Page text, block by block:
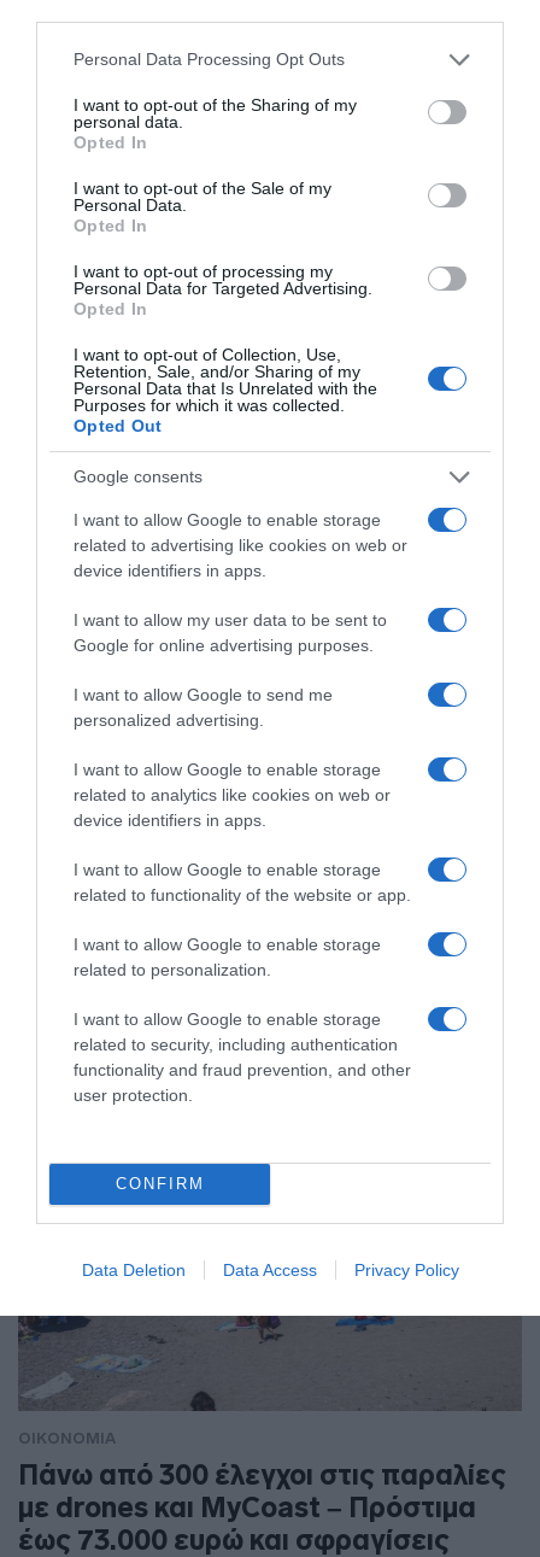
Please note that this website/app uses one or more Google
not limited to your visit or usage behaviour. You may click to
grant or deny consent to Google and its third-party tags to
use your data for below specified purposes in below Google
consent section.
Personal Data Processing Opt Outs
I want to opt-out of the Sharing of my
personal data.
Opted In
I want to opt-out of the Sale of my
Personal Data.
Opted In
I want to opt-out of processing my
Personal Data for Targeted Advertising.
Opted In
I want to opt-out of Collection, Use,
Retention, Sale, and/or Sharing of my
Personal Data that Is Unrelated with the
Purposes for which it was collected.
Opted Out
Google consents
I want to allow Google to enable storage
related to advertising like cookies on web or
device identifiers in apps.
I want to allow my user data to be sent to
Google for online advertising purposes.
I want to allow Google to send me
personalized advertising.
I want to allow Google to enable storage
related to analytics like cookies on web or
device identifiers in apps.
I want to allow Google to enable storage
related to functionality of the website or app.
I want to allow Google to enable storage
related to personalization.
I want to allow Google to enable storage
related to security, including authentication
functionality and fraud prevention, and other
user protection.
CONFIRM
Data Deletion Data Access Privacy Policy
ΟΙΚΟΝΟΜΙΑ
ΟΙΚΟΝΟΜΙΑ
Συντάξεις Σεπτεμβρίου 2026: Πότε
αναμένεται να πληρωθούν μισθωτοί
Πότε θα λάβουν τα χρήματα οι ανασφάλιστοι υπερήλικες
ΟΙΚΟΝΟΜΙΑ
Πάνω από 300 έλεγχοι στις παραλίες
με drones και MyCoast – Πρόστιμα
έως 73.000 ευρώ και σφραγίσεις